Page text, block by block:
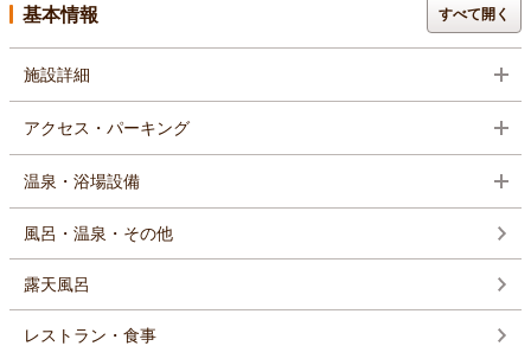
基本情報 すべて開く
施設詳細
アクセス・パーキング
温泉・浴場設備
風呂・温泉・その他
露天風呂
レストラン・食事